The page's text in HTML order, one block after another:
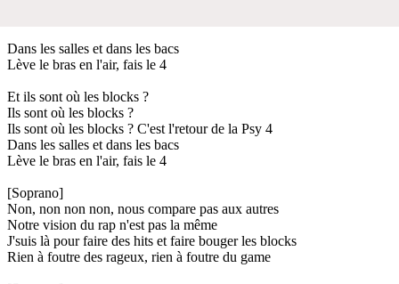
Dans les salles et dans les bacs
Lève le bras en l'air, fais le 4
Et ils sont où les blocks ?
Ils sont où les blocks ?
Ils sont où les blocks ? C'est l'retour de la Psy 4
Dans les salles et dans les bacs
Lève le bras en l'air, fais le 4
[Soprano]
Non, non non non, nous compare pas aux autres
Notre vision du rap n'est pas la même
J'suis là pour faire des hits et faire bouger les blocks
Rien à foutre des rageux, rien à foutre du game